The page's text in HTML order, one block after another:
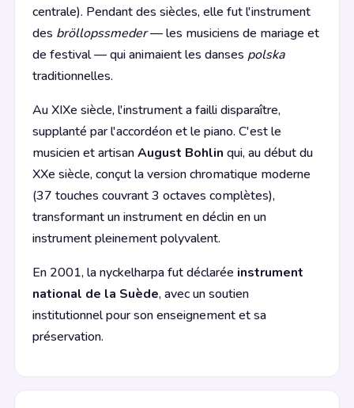
centrale). Pendant des siècles, elle fut l'instrument
des bröllopssmeder— les musiciens de mariage et
de festival — qui animaient les danses polska
traditionnelles.
Au XIXe siècle, l'instrument a failli disparaître,
supplanté par l'accordéon et le piano. C'est le
musicien et artisanAugust Bohlin qui, au début du
XXe siècle, conçut la version chromatique moderne
(37 touches couvrant 3 octaves complètes),
transformant un instrument en déclin en un
instrument pleinement polyvalent.
En 2001, la nyckelharpa fut déclarée instrument
national de la Suède, avec un soutien
institutionnel pour son enseignement et sa
préservation.